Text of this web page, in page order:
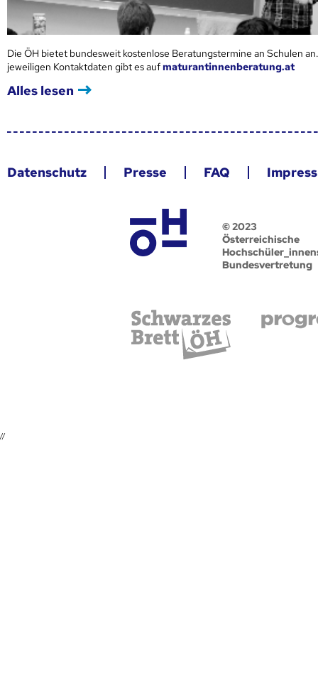
Die ÖH bietet bundesweit kostenlose Beratungstermine an Schulen
jeweiligen Kontaktdaten gibt es aufmaturantinnenberatung.at
Alles lesen
Datenschutz Presse FAQ
© 2023
Österreichische
Bundesvertretung
//